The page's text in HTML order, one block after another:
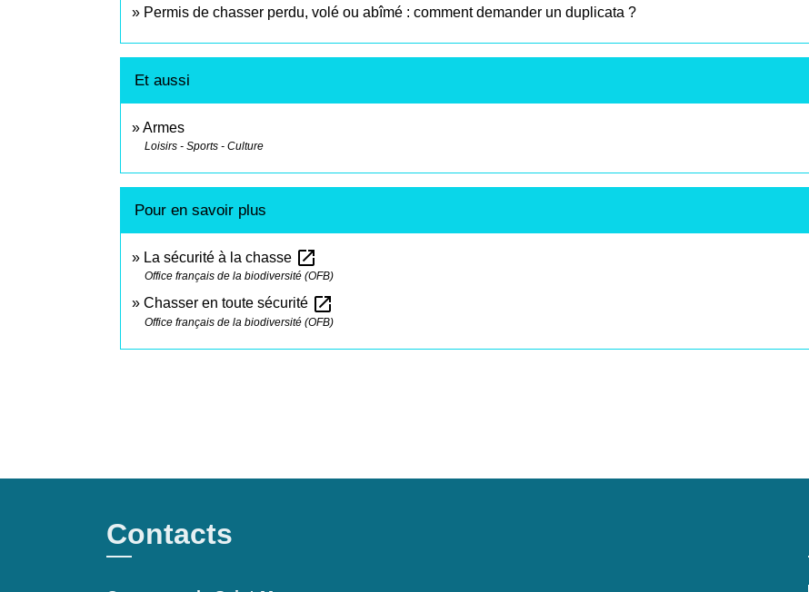
Permis de chasser perdu, volé ou abîmé : comment demander un duplicata ?
Et aussi
Armes
Loisirs - Sports - Culture
Pour en savoir plus
La sécurité à la chasse open_in_new
Office français de la biodiversité (OFB)
Chasser en toute sécurité open_in_new
Office français de la biodiversité (OFB)
Contacts